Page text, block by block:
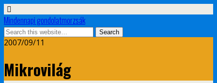
Mindennapi gondolatmorzsák
2007/09/11
Mikrovilág